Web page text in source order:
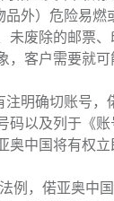
外）危险易
未废除的邮票
客户需要就
明确切账号
以及列于《
中国将有权
例，偌亚奥中